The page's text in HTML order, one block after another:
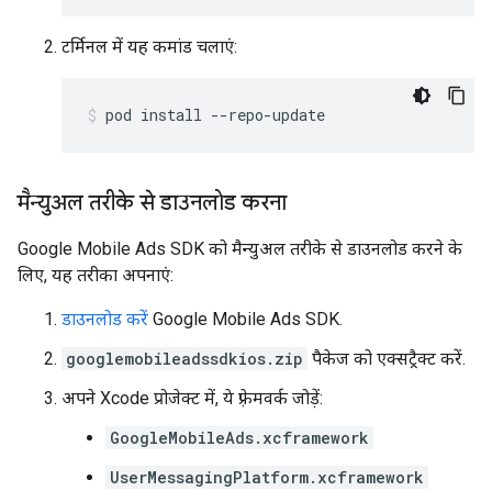
टर्मिनल में यह कमांड चलाएं:
pod install --repo-update
मैन्युअल तरीके से डाउनलोड करना
Google Mobile Ads SDK को मैन्युअल तरीके से डाउनलोड करने के
लिए, यह तरीका अपनाएं:
डाउनलोड करें Google Mobile Ads SDK.
googlemobileadssdkios.zip पैकेज को एक्सट्रैक्ट करें.
अपने Xcode प्रोजेक्ट में, ये फ़्रेमवर्क जोड़ें:
GoogleMobileAds.xcframework
UserMessagingPlatform.xcframework